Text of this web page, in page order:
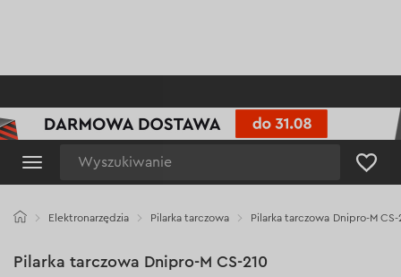
Elektronarzędzia Pilarka tarczowa Pilarka tarczowa Dnipro-M CS-
Pilarka tarczowa Dnipro-M CS-210